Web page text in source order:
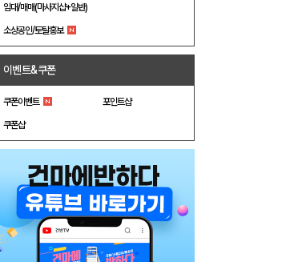
임대/매매(마사지샵+일반)
소상공인/토탈홍보
이벤트&쿠폰
쿠폰이벤트 포인트샵
쿠폰샵